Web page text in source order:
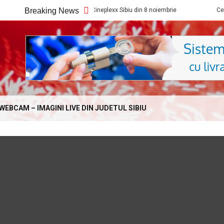
Breaking News
Ce filme noi vedem la Cineplexx Sibiu din 8 noiembrie Ce filme noi
– IMAGINI LIVE DIN JUDETUL SIBIU